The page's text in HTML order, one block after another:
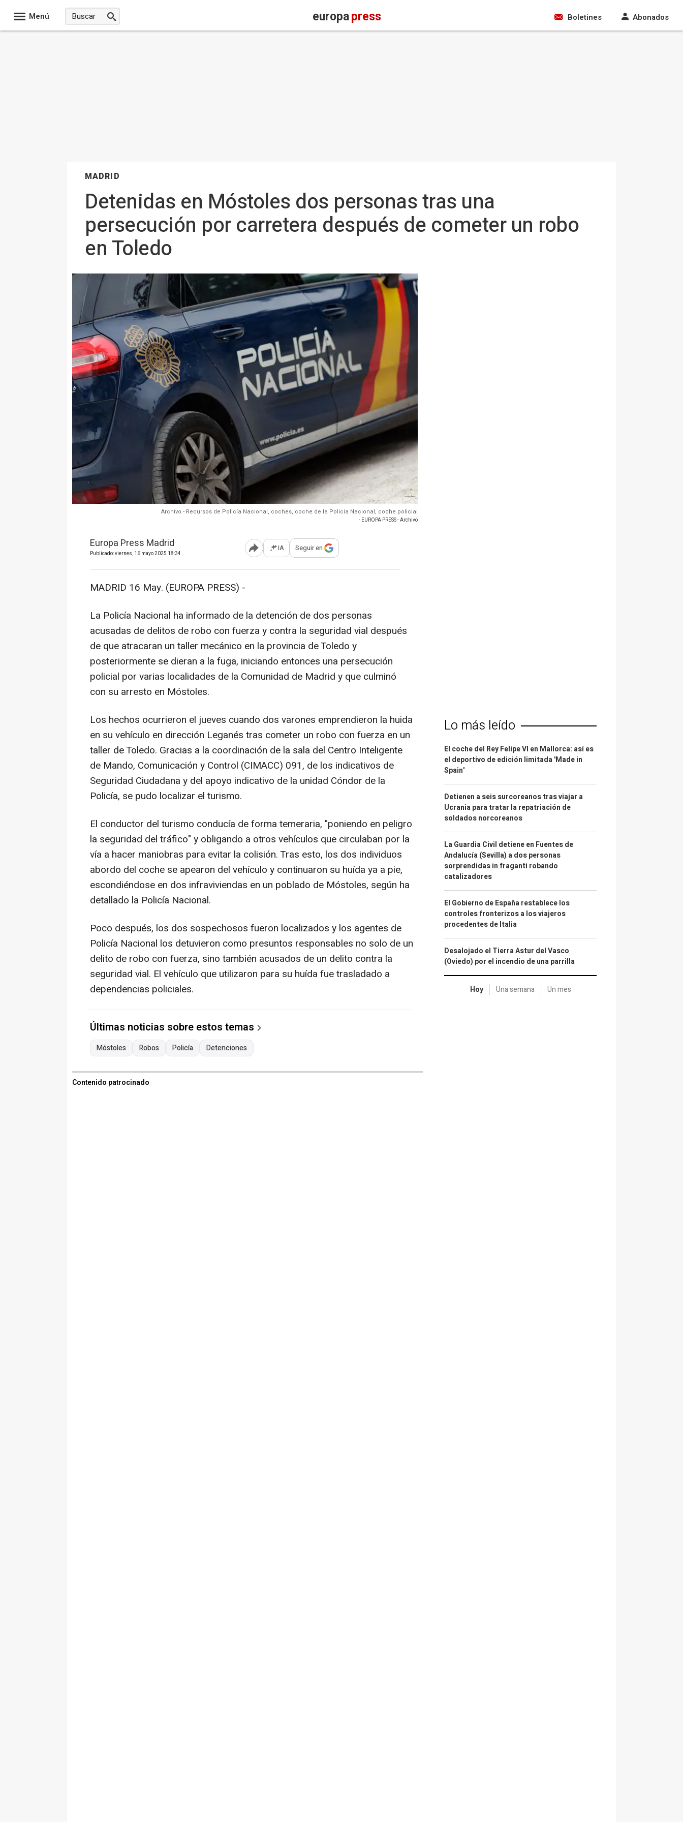
Menú europapress Boletines Abonados
MADRID
Detenidas en Móstoles dos personas tras una
persecución por carretera después de cometer un robo
en Toledo
Archivo - Recursos de Policía Nacional, coches, coche de la Policía Nacional, coche policial
- EUROPA PRESS - Archivo
Europa Press Madrid
Publicado: viernes, 16 mayo 2025 18:34 Abrir opciones para compartir
IA Seguir en
MADRID 16 May. (EUROPA PRESS) -
La Policía Nacional ha informado de la detención de dos personas
acusadas de delitos de robo con fuerza y contra la seguridad vial después
de que atracaran un taller mecánico en la provincia de Toledo y
posteriormente se dieran a la fuga, iniciando entonces una persecución
policial por varias localidades de la Comunidad de Madrid y que culminó
con su arresto en Móstoles.
Los hechos ocurrieron el jueves cuando dos varones emprendieron la huida
en su vehículo en dirección Leganés tras cometer un robo con fuerza en un
taller de Toledo. Gracias a la coordinación de la sala del Centro Inteligente
de Mando, Comunicación y Control (CIMACC) 091, de los indicativos de
Seguridad Ciudadana y del apoyo indicativo de la unidad Cóndor de la
Policía, se pudo localizar el turismo.
El conductor del turismo conducía de forma temeraria, "poniendo en peligro
la seguridad del tráfico" y obligando a otros vehículos que circulaban por la
vía a hacer maniobras para evitar la colisión. Tras esto, los dos individuos
abordo del coche se apearon del vehículo y continuaron su huída ya a pie,
escondiéndose en dos infraviviendas en un poblado de Móstoles, según ha
detallado la Policía Nacional.
Poco después, los dos sospechosos fueron localizados y los agentes de
Policía Nacional los detuvieron como presuntos responsables no solo de un
delito de robo con fuerza, sino también acusados de un delito contra la
seguridad vial. El vehículo que utilizaron para su huída fue trasladado a
dependencias policiales.
Últimas noticias sobre estos temas
Móstoles Robos Policía Detenciones
Contenido patrocinado
Lo más leído
El coche del Rey Felipe VI en Mallorca: así es
el deportivo de edición limitada 'Made in
Spain'
Detienen a seis surcoreanos tras viajar a
Ucrania para tratar la repatriación de
soldados norcoreanos
La Guardia Civil detiene en Fuentes de
Andalucía (Sevilla) a dos personas
sorprendidas in fraganti robando
catalizadores
El Gobierno de España restablece los
controles fronterizos a los viajeros
procedentes de Italia
Desalojado el Tierra Astur del Vasco
(Oviedo) por el incendio de una parrilla
Hoy Una semana Un mes